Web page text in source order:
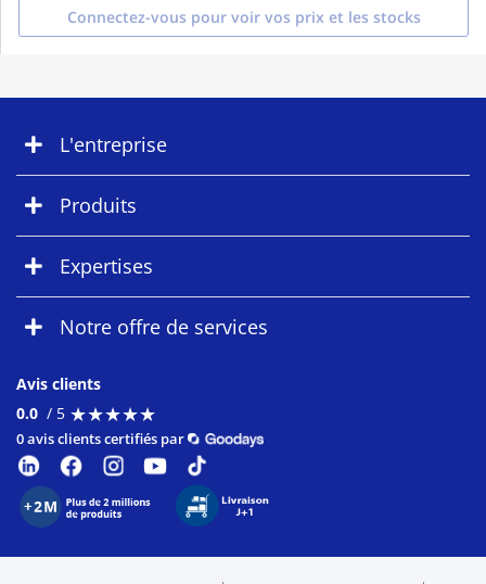
Connectez-vous pour voir vos prix et les stocks
L'entreprise
Produits
Expertises
Notre offre de services
Avis clients
0.0 / 5 ★★★★★
★★★★★
0 avis clients certifiés par